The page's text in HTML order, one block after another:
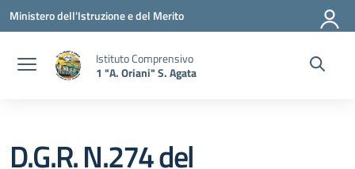
Vai ai contenuti
Vai al menu di navigazione
Vai al footer
Ministero dell'Istruzione e del Merito
Istituto Comprensivo
1 "A. Oriani" S. Agata
D.G.R. N.274 del